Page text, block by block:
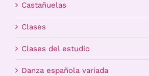
Carrito
Castañuelas
Clases
Clases del estudio
Danza española variada